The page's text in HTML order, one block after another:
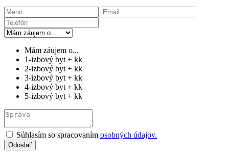
Mám záujem o...
1-izbový byt + kk
2-izbový byt + kk
3-izbový byt + kk
4-izbový byt + kk
5-izbový byt + kk
Súhlasím so spracovaním osobných údajov.